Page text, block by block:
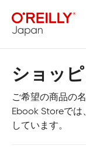
ショッ
ご希望の商品の
Ebook Storeで
しています。